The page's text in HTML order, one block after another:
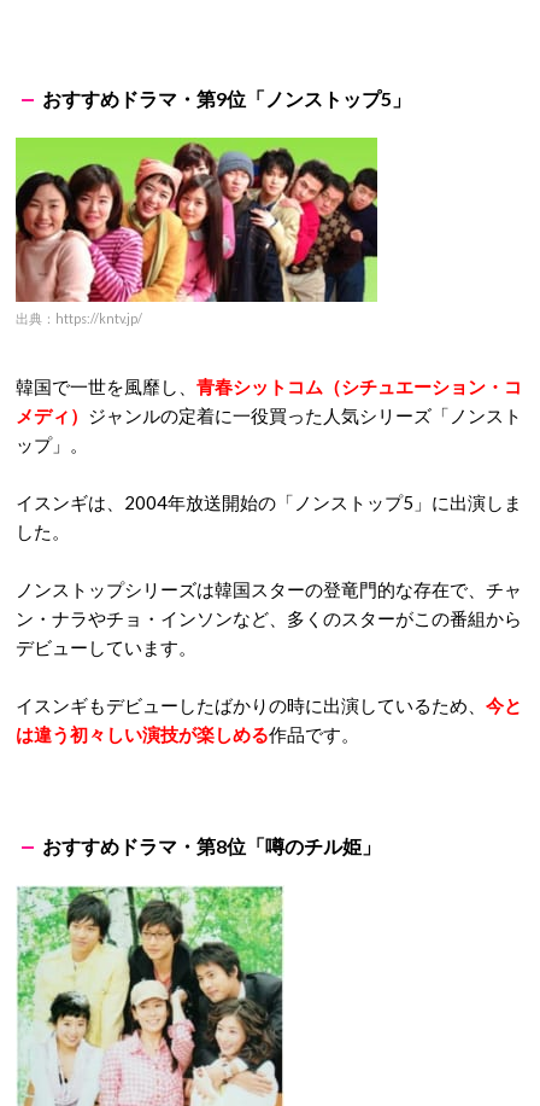
おすすめドラマ・第9位「ノンストップ5」
出典：https://kntv.jp/
韓国で一世を風靡し、 青春シットコム（シチュエーション・コ
メディ） ジャンルの定着に一役買った人気シリーズ「ノンスト
ップ」。
イスンギは、2004年放送開始の「ノンストップ5」に出演しま
した。
ノンストップシリーズは韓国スターの登竜門的な存在で、チャ
ン・ナラやチョ・インソンなど、多くのスターがこの番組から
デビューしています。
イスンギもデビューしたばかりの時に出演しているため、 今と
は違う初々しい演技が楽しめる作品です。
おすすめドラマ・第8位「噂のチル姫」